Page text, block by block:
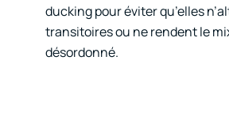
ducking pour éviter qu’elles
transitoires ou ne rendent le
désordonné.